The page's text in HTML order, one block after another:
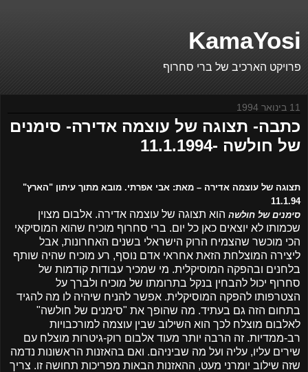
KamaYosi
פרויקט הארכיב של ברי סחרוף
11 בינואר 1994
כתבה- תצוגה של עוצמה אדירה- סימנים
של חולשה -11.1.1994
תצוגה של עוצמה אדירה – מאת: אבי אפרתי. מובא מתוך עיתון "הארץ"
11.1.94
סימנים של חולשה הוא תצוגה של עוצמה אדירה. אלבום מצוין
שכמותו לא יוצאים כאן כל יום. ברי סחרוף מוכיח שהוא המוסיקאי
הכי מוכשר שהצמיח הרוק הישראלי בשנים האחרונות, אבל
ליצירה המוצלחת הזאת אחראי אדם נוסף, רע מוכיח שהיה שותף
בלחנים ובהפקה המוסיקלית. מי שמכיר עבודות קודמות של
סחרוף יכול להבחין בנקל בתרומתו של מוכיח ולברך על
הצטרפותו להפקה המוסיקלית. אפשר להניח שיהיה לו מה להגיד
בתחום הזה גם בעתיד. מה שהופך את "סימנים של חולשה"
לאלבום מוצלח לכך הוא השילוב שבין עוצמה למורכבויות
רב-ממדיות. זה הרבה יותר מעוד אלבום רוק-גיטרות מוצלח עם
שירים עליו, עליה ועל מה שביניהם. ואם בהאזנות הראשונות נדמה
שזה שילוב יומרני מעט, ההאזנות הבאות מפריכות תחושה זו. צריך